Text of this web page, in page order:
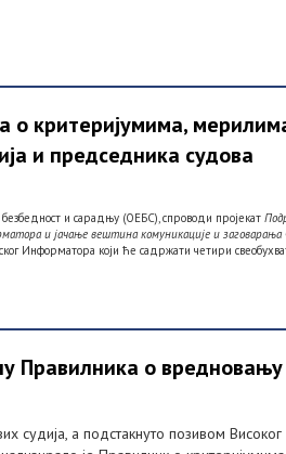
критеријумима,
и председника судова
и сарадњу (ОЕБС), спроводи пројекат
и јачање вештина комуникације и
Информатора који ће садржати четири
Правилника о вредновању
а подстакнуто позивом Високог